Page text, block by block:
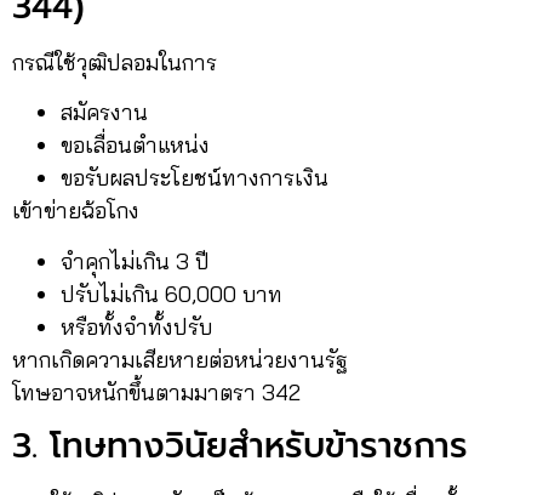
กรณีใช้วุฒิปลอมในการ
สมัครงาน
ขอเลื่อนตำแหน่ง
ขอรับผลประโยชน์ทางการเงิน
เข้าข่ายฉ้อโกง
จำคุกไม่เกิน 3 ปี
ปรับไม่เกิน 60,000 บาท
หรือทั้งจำทั้งปรับ
หากเกิดความเสียหายต่อหน่วยงานรัฐ
โทษอาจหนักขึ้นตามมาตรา 342
3. โทษทางวินัยสำหรับข้าราชการ